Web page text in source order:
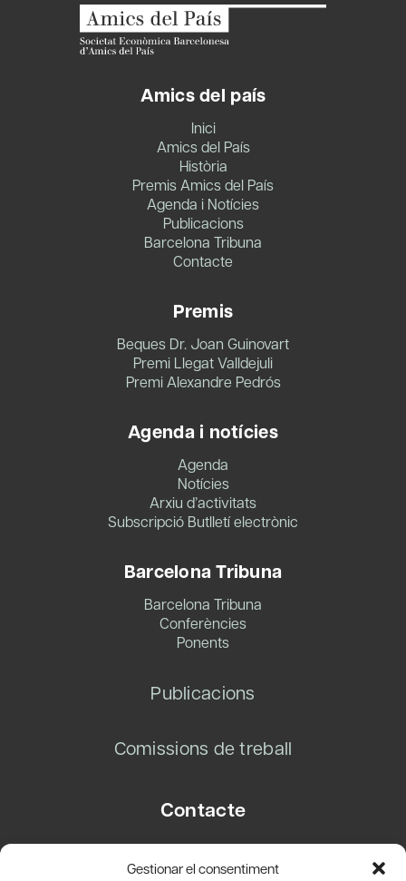
Gestionar el consentiment
Amics del país
Inici
Amics del País
Història
Premis Amics del País
Agenda i Notícies
Publicacions
Barcelona Tribuna
Contacte
Premis
Beques Dr. Joan Guinovart
Premi Llegat Valldejuli
Premi Alexandre Pedrós
Agenda i notícies
Agenda
Notícies
Arxiu d’activitats
Subscripció Butlletí electrònic
Barcelona Tribuna
Barcelona Tribuna
Conferències
Ponents
Publicacions
Comissions de treball
Contacte
08003 Barcelona